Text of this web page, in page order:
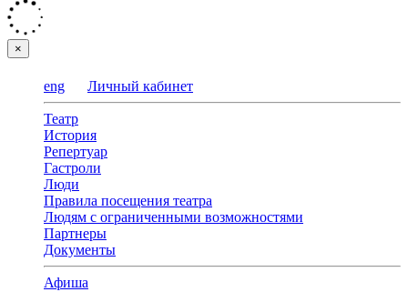
×
eng Личный кабинет
Театр
История
Репертуар
Гастроли
Люди
Правила посещения театра
Людям с ограниченными возможностями
Партнеры
Документы
Афиша